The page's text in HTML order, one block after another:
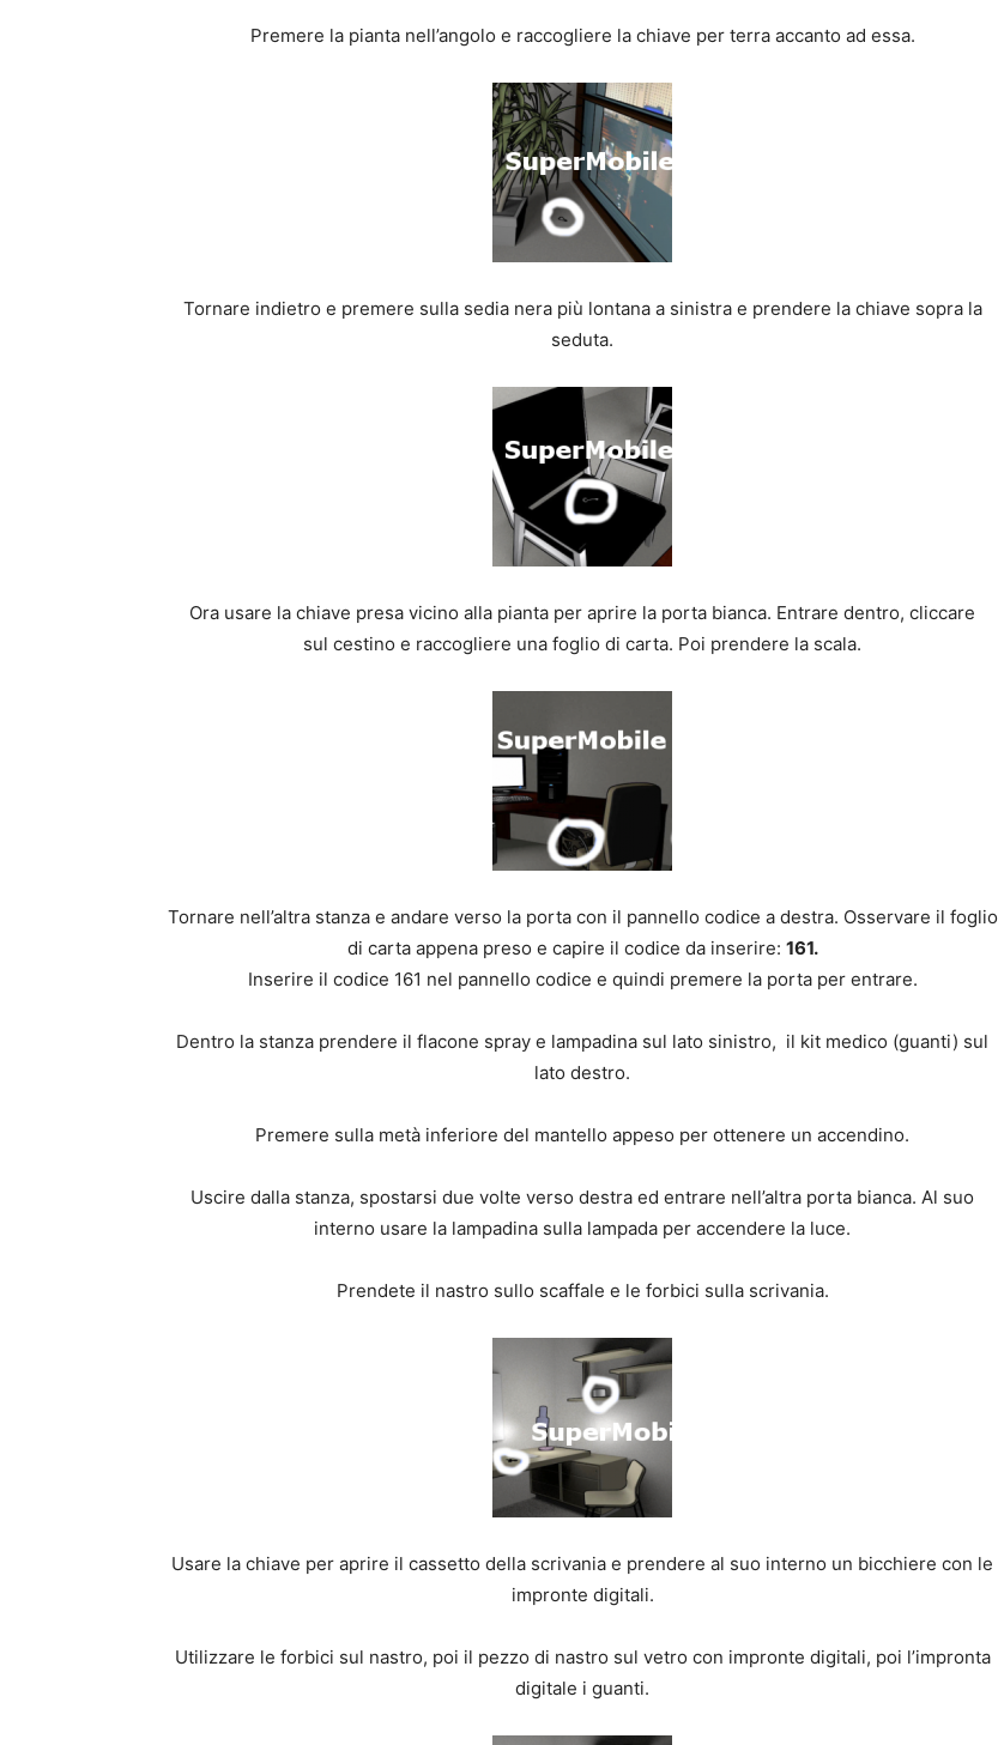
Premere la pianta nell’angolo e raccogliere la chiave per terra accanto ad essa.
Tornare indietro e premere sulla sedia nera più lontana a sinistra e prendere la chiave sopra la
seduta.
Ora usare la chiave presa vicino alla pianta per aprire la porta bianca. Entrare dentro, cliccare
sul cestino e raccogliere una foglio di carta. Poi prendere la scala.
Tornare nell’altra stanza e andare verso la porta con il pannello codice a destra. Osservare il foglio
di carta appena preso e capire il codice da inserire: 161.
Inserire il codice 161 nel pannello codice e quindi premere la porta per entrare.
Dentro la stanza prendere il flacone spray e lampadina sul lato sinistro, il kit medico (guanti) sul
lato destro.
Premere sulla metà inferiore del mantello appeso per ottenere un accendino.
Uscire dalla stanza, spostarsi due volte verso destra ed entrare nell’altra porta bianca. Al suo
interno usare la lampadina sulla lampada per accendere la luce.
Prendete il nastro sullo scaffale e le forbici sulla scrivania.
Usare la chiave per aprire il cassetto della scrivania e prendere al suo interno un bicchiere con le
impronte digitali.
Utilizzare le forbici sul nastro, poi il pezzo di nastro sul vetro con impronte digitali, poi l’impronta
digitale i guanti.